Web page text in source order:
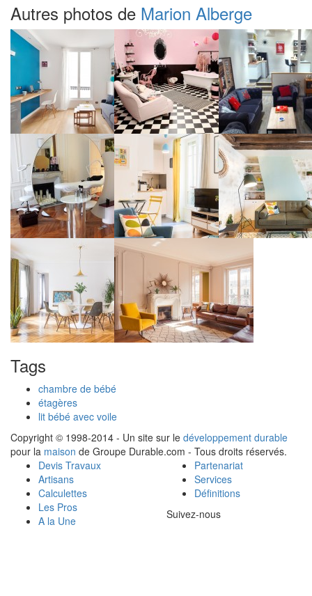
Autres photos de Marion Alberge
Tags
chambre de bébé
étagères
lit bébé avec voile
Copyright © 1998-2014 - Un site sur le développement durable
pour la maison de Groupe Durable.com - Tous droits réservés.
Devis Travaux
Artisans
Calculettes
Les Pros
A la Une
Partenariat
Services
Définitions
Suivez-nous